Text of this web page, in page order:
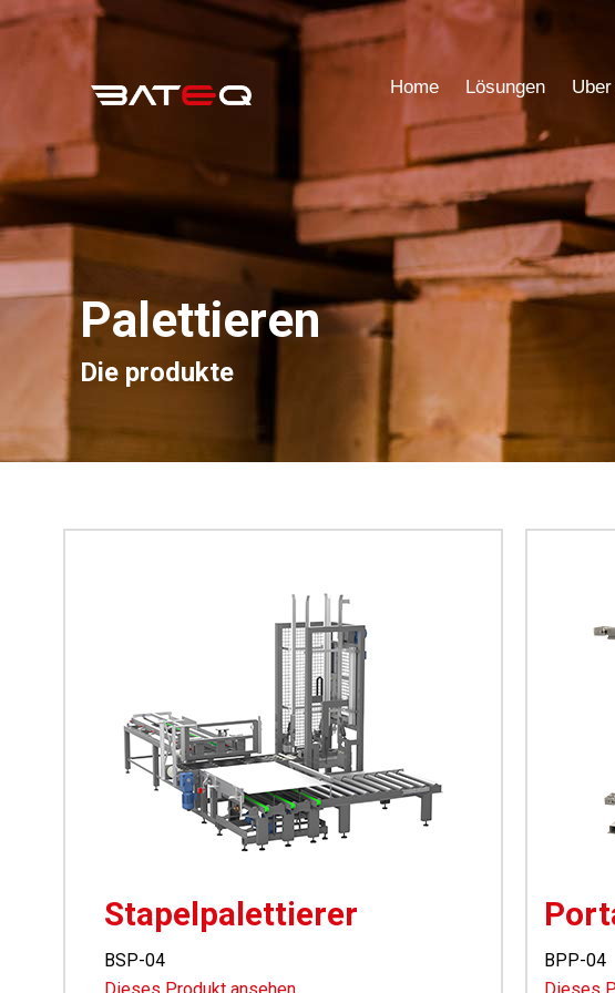
Home Lösungen
Palettieren
Die produkte
Stapelpalettierer
BSP-04
BPP-04
Home Lösungen